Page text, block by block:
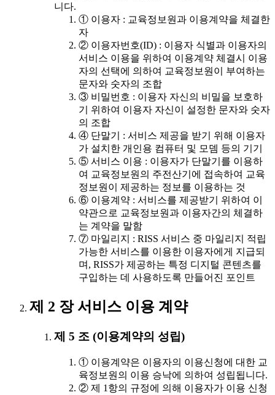
니다.
① 이용자 : 교육정보원과 이용계약을 체결한
자
② 이용자번호(ID) : 이용자 식별과 이용자의
서비스 이용을 위하여 이용계약 체결시 이용
자의 선택에 의하여 교육정보원이 부여하는
문자와 숫자의 조합
③ 비밀번호 : 이용자 자신의 비밀을 보호하
기 위하여 이용자 자신이 설정한 문자와 숫자
의 조합
④ 단말기 : 서비스 제공을 받기 위해 이용자
가 설치한 개인용 컴퓨터 및 모뎀 등의 기기
⑤ 서비스 이용 : 이용자가 단말기를 이용하
여 교육정보원의 주전산기에 접속하여 교육
정보원이 제공하는 정보를 이용하는 것
⑥ 이용계약 : 서비스를 제공받기 위하여 이
약관으로 교육정보원과 이용자간의 체결하
는 계약을 말함
⑦ 마일리지 : RISS 서비스 중 마일리지 적립
가능한 서비스를 이용한 이용자에게 지급되
며, RISS가 제공하는 특정 디지털 콘텐츠를
구입하는 데 사용하도록 만들어진 포인트
제 2 장 서비스 이용 계약
제 5 조 (이용계약의 성립)
① 이용계약은 이용자의 이용신청에 대한 교
육정보원의 이용 승낙에 의하여 성립됩니다.
② 제 1항의 규정에 의해 이용자가 이용 신청